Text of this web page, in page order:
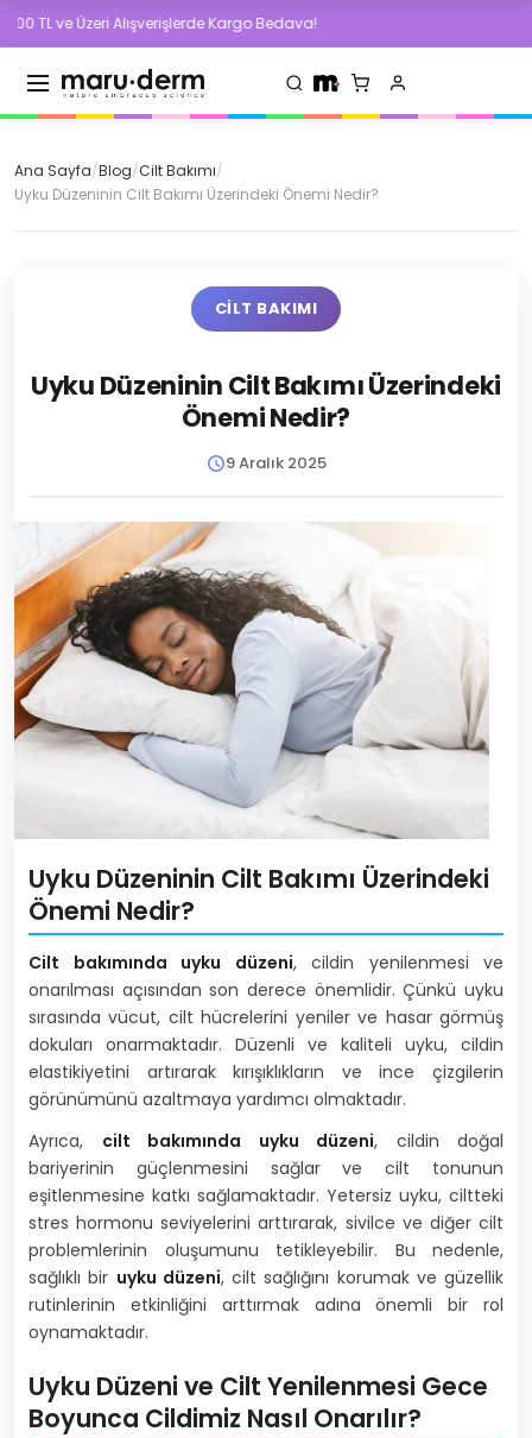
Alışverişlerde Kargo Bedava!
Ana Sayfa/Blog/Cilt Bakımı/
Uyku Düzeninin Cilt Bakımı Üzerindeki Önemi Nedir?
CILT BAKIMI
Uyku Düzeninin Cilt Bakımı Üzerindeki
Önemi Nedir?
9 Aralık 2025
Uyku Düzeninin Cilt Bakımı Üzerindeki
Önemi Nedir?
Cilt bakımında uyku düzeni, cildin yenilenmesi ve
onarılması açısından son derece önemlidir. Çünkü uyku
sırasında vücut, cilt hücrelerini yeniler ve hasar görmüş
dokuları onarmaktadır. Düzenli ve kaliteli uyku, cildin
elastikiyetini artırarak kırışıklıkların ve ince çizgilerin
görünümünü azaltmaya yardımcı olmaktadır.
Ayrıca, cilt bakımında uyku düzeni, cildin doğal
bariyerinin güçlenmesini sağlar ve cilt tonunun
eşitlenmesine katkı sağlamaktadır. Yetersiz uyku, ciltteki
stres hormonu seviyelerini arttırarak, sivilce ve diğer cilt
problemlerinin oluşumunu tetikleyebilir. Bu nedenle,
sağlıklı bir uyku düzeni, cilt sağlığını korumak ve güzellik
rutinlerinin etkinliğini arttırmak adına önemli bir rol
oynamaktadır.
Uyku Düzeni ve Cilt Yenilenmesi Gece
Boyunca Cildimiz Nasıl Onarılır?